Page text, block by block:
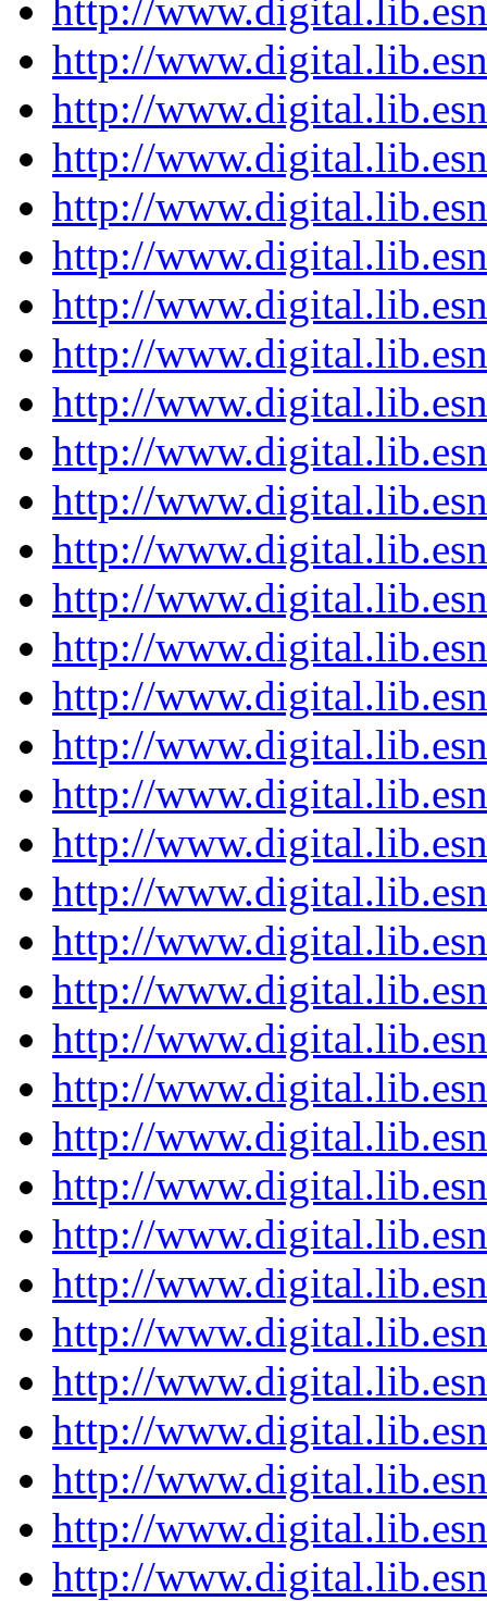
http://
http://
http://
http://
http://
http://
http://
http://
http://
http://
http://
http://
http://
http://
http://
http://
http://
http://
http://
http://
http://
http://
http://
http://
http://
http://
http://
http://
http://
http://
http://
http://
http://